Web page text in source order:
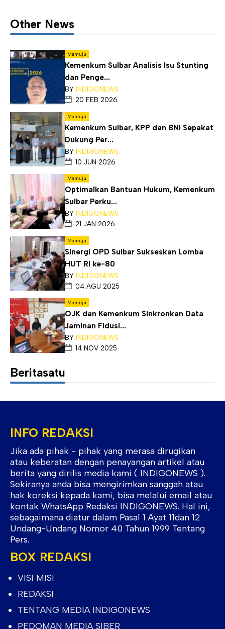
Other News
Mamuju
Kemenkum Sulbar Analisis Isu Stunting
dan Penge...
BY INDIGONEWS
20 FEB 2026
Mamuju
Kemenkum Sulbar, KPP dan BNI Sepakat
Dukung Per...
BY INDIGONEWS
10 JUN 2026
Mamuju
Optimalkan Bantuan Hukum, Kemenkum
Sulbar Perku...
BY INDIGONEWS
21 JAN 2026
Mamuju
Sinergi OPD Sulbar Sukseskan Lomba
HUT RI ke-80
BY INDIGONEWS
04 AGU 2025
Mamuju
OJK dan Kemenkum Sinkronkan Data
Jaminan Fidusi...
BY INDIGONEWS
14 NOV 2025
Beritasatu
INFO REDAKSI
Jika ada pihak - pihak yang merasa dirugikan
atau keberatan dengan penayangan artikel atau
berita yang dirilis media kami ( INDIGONEWS ).
Sekiranya anda bisa mengirimkan sanggah atau
hak koreksi kepada kami, bisa melalui email atau
kontak WhatsApp Redaksi INDIGONEWS. Hal ini,
sebagaimana diatur dalam Pasal 1 Ayat 11dan 12
Undang-Undang Nomor 40 Tahun 1999 Tentang
Pers.
BOX REDAKSI
VISI MISI
REDAKSI
TENTANG MEDIA INDIGONEWS
PEDOMAN MEDIA SIBER